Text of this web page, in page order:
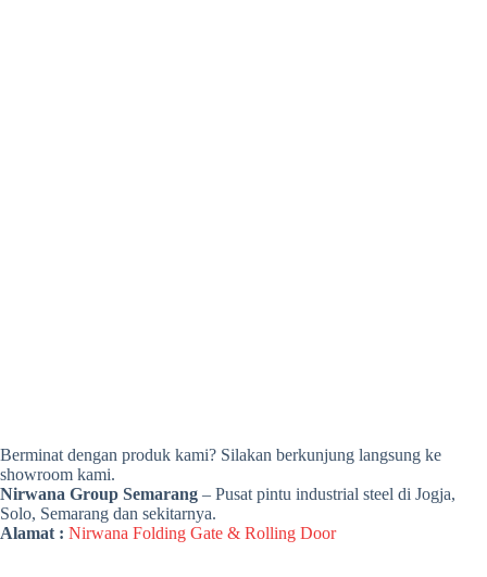
Berminat dengan produk kami? Silakan berkunjung langsung ke
showroom kami.
Nirwana Group Semarang – Pusat pintu industrial steel di Jogja,
Solo, Semarang dan sekitarnya.
Alamat : Nirwana Folding Gate & Rolling Door